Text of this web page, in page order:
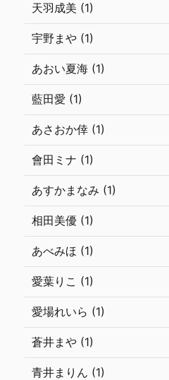
天羽成美 (1)
宇野まや (1)
あおい夏海 (1)
藍田愛 (1)
あさおか倖 (1)
會田ミナ (1)
あすかまなみ (1)
相田美優 (1)
あべみほ (1)
愛葉りこ (1)
愛場れいら (1)
蒼井まや (1)
青井まりん (1)